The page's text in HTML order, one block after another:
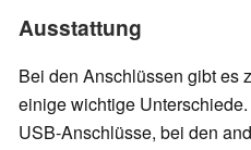
Ausstattung
Bei den Anschlüssen gibt es
einige wichtige
USB-Anschlüsse, bei den